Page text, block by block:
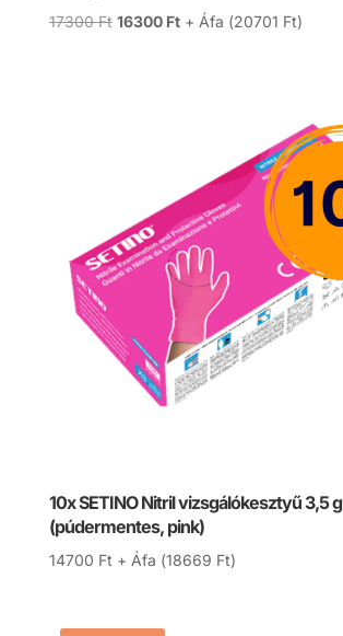
17300Ft Original
16300 FtCurrent
+ Áfa (20701 Ft)
10x SETINO Nitril vizsgálókesztyű 3,5 g
(púdermentes, pink)
14700 Ft + Áfa (18669 Ft)